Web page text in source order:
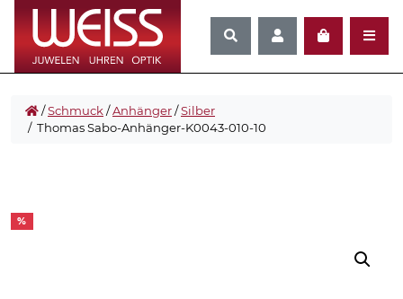
/Schmuck/Anhänger/Silber
/ Thomas Sabo-Anhänger-K0043-010-10
%